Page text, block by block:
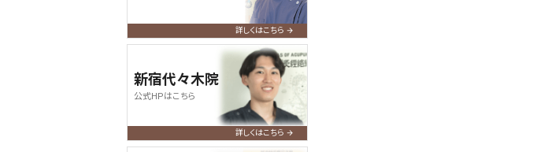
【年末年始 休業のお知らせ】
2024年12月31日（火）～ 2025年1
月5日（日）まで終日休業とさせてい
ただきます。 年始は1/6（月）より通
常通り営業いたします。
何卒よろしくお願い申し上げます。
詳しくはこちら
新宿代々木院
公式HPはこちら
詳しくはこちら